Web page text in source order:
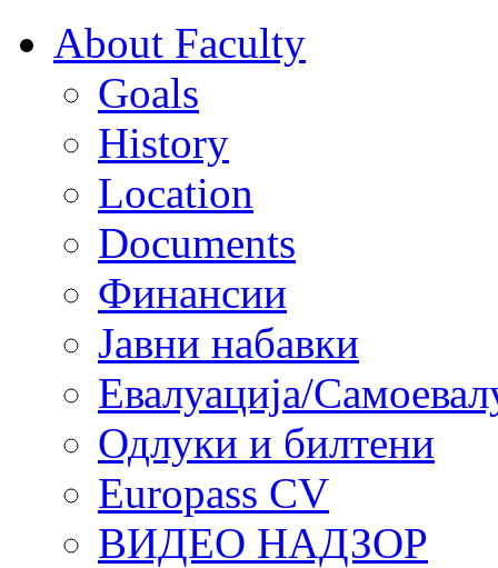
About Faculty
Goals
History
Location
Documents
Финансии
Јавни набавки
Евалуација/
Одлуки и билтени
Europass CV
ВИДЕО НАДЗОР